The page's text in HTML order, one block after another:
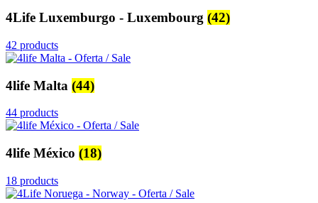
4Life Luxemburgo - Luxembourg (42)
42 products
4life Malta (44)
44 products
4life México (18)
18 products